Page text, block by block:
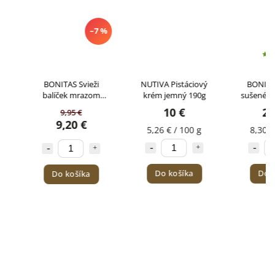
–7 %
BONITAS Svieži
balíček mrazom
4x30g
9,95 €
9,20 €
Do košíka
NUTIVA Pistáciový
krém jemný 190g
10 €
5,26 € / 100 g
Do košíka
BONITAS
sušené
8,30 € /
Do